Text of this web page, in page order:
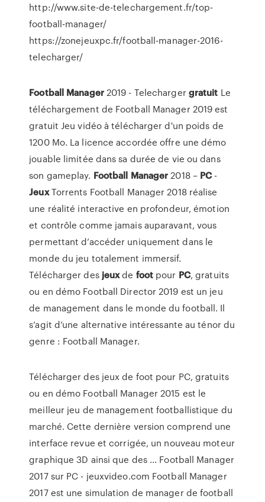
http://www.site-de-telechargement.fr/top-
football-manager/
https://zonejeuxpc.fr/football-manager-2016-
telecharger/
Football Manager2019 - Telechargergratuit Le
téléchargement de Football Manager 2019 est
gratuit Jeu vidéo à télécharger d'un poids de
1200 Mo. La licence accordée offre une démo
jouable limitée dans sa durée de vie ou dans
son gameplay. Football Manager2018 – PC-
JeuxTorrents Football Manager 2018 réalise
une réalité interactive en profondeur, émotion
et contrôle comme jamais auparavant, vous
permettant d’accéder uniquement dans le
monde du jeu totalement immersif.
Télécharger des jeuxde foot pour PC, gratuits
ou en démo Football Director 2019 est un jeu
de management dans le monde du football. Il
s’agit d’une alternative intéressante au ténor du
genre : Football Manager.
Télécharger des jeux de foot pour PC, gratuits
ou en démo Football Manager 2015 est le
meilleur jeu de management footballistique du
marché. Cette dernière version comprend une
interface revue et corrigée, un nouveau moteur
graphique 3D ainsi que des ... Football Manager
2017 sur PC - jeuxvideo.com Football Manager
2017 est une simulation de manager de football